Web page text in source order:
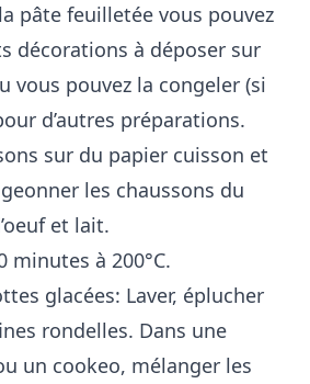
pâte feuilletée vous pouvez
décorations à déposer sur
vous pouvez la congeler (si
d’autres préparations.
sur du papier cuisson et
les chaussons du
et lait.
minutes à 200°C.
glacées: Laver, éplucher
rondelles. Dans une
un cookeo, mélanger les